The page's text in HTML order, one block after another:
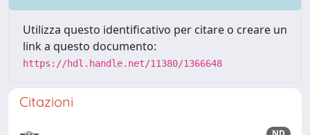
Utilizza questo identificativo per citare o creare un
link a questo documento:
https://hdl.handle.net/11380/1366648
Citazioni